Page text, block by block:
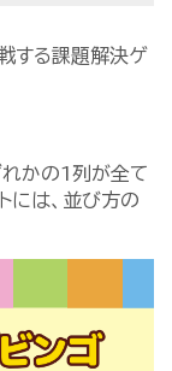
する課題解決ゲ
れかの1列が全て
には、並び方の